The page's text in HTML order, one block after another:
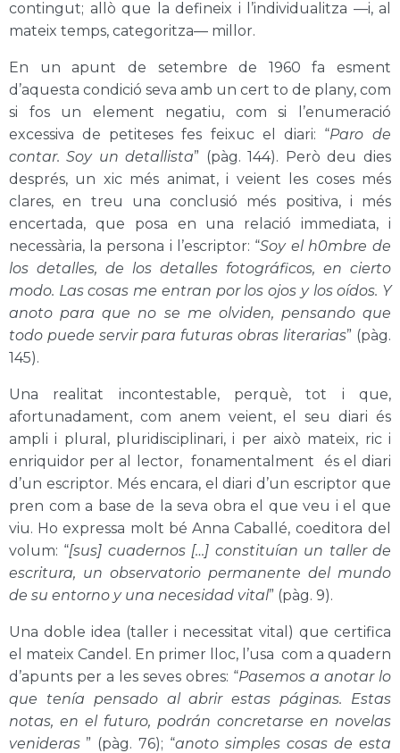
contingut; allò que la defineix i l’individualitza —i, al
mateix temps, categoritza— millor.
En un apunt de setembre de 1960 fa esment
d’aquesta condició seva amb un cert to de plany, com
si fos un element negatiu, com si l’enumeració
excessiva de petiteses fes feixuc el diari: “Paro de
contar. Soy un detallista” (pàg. 144). Però deu dies
després, un xic més animat, i veient les coses més
clares, en treu una conclusió més positiva, i més
encertada, que posa en una relació immediata, i
necessària, la persona i l’escriptor: “Soy el h0mbre de
los detalles, de los detalles fotográficos, en cierto
modo. Las cosas me entran por los ojos y los oídos. Y
anoto para que no se me olviden, pensando que
todo puede servir para futuras obras literarias” (pàg.
145).
Una realitat incontestable, perquè, tot i que,
afortunadament, com anem veient, el seu diari és
ampli i plural, pluridisciplinari, i per això mateix, ric i
enriquidor per al lector, fonamentalment és el diari
d’un escriptor. Més encara, el diari d’un escriptor que
pren com a base de la seva obra el que veu i el que
viu. Ho expressa molt bé Anna Caballé, coeditora del
volum: “[sus] cuadernos […] constituían un taller de
escritura, un observatorio permanente del mundo
de su entorno y una necesidad vital” (pàg. 9).
Una doble idea (taller i necessitat vital) que certifica
el mateix Candel. En primer lloc, l’usa com a quadern
d’apunts per a les seves obres: “Pasemos a anotar lo
que tenía pensado al abrir estas páginas. Estas
notas, en el futuro, podrán concretarse en novelas
venideras ” (pàg. 76); “anoto simples cosas de esta